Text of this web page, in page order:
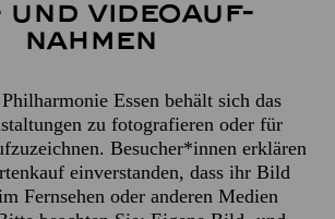
und Video­auf­
nahmen
Essen behält sich das
zu fotografieren oder für
Besucher*innen erklären
einverstanden, dass ihr Bild
Fernsehen oder anderen Medien